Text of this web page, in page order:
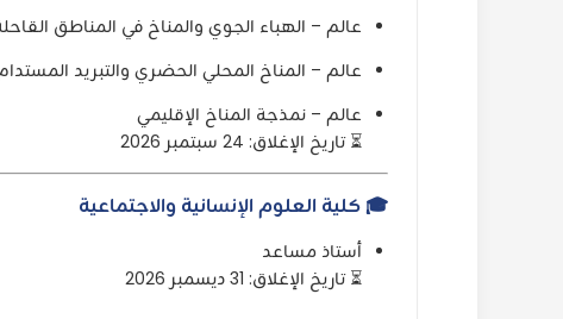
عالم – الهباء الجوي والمناخ في المناطق
عالم – المناخ المحلي الحضري والتبريد
عالم – نمذجة المناخ الإقليمي
⏳ تاريخ الإغلاق: 24 سبتمبر 2026
🎓 كلية العلوم الإنسانية والاجتماعية
أستاذ مساعد
⏳ تاريخ الإغلاق: 31 ديسمبر 2026